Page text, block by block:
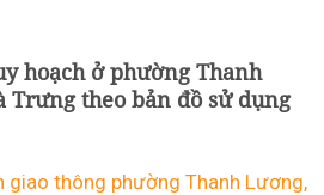
hoạch ở phường Thanh
Trưng theo bản đồ sử dụng
giao thông phường Thanh Lương,